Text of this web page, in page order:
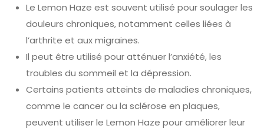
Le Lemon Haze est souvent utilisé pour soulager les
douleurs chroniques, notamment celles liées à
l’arthrite et aux migraines.
Il peut être utilisé pour atténuer l’anxiété, les
troubles du sommeil et la dépression.
Certains patients atteints de maladies chroniques,
comme le cancer ou la sclérose en plaques,
peuvent utiliser le Lemon Haze pour améliorer leur